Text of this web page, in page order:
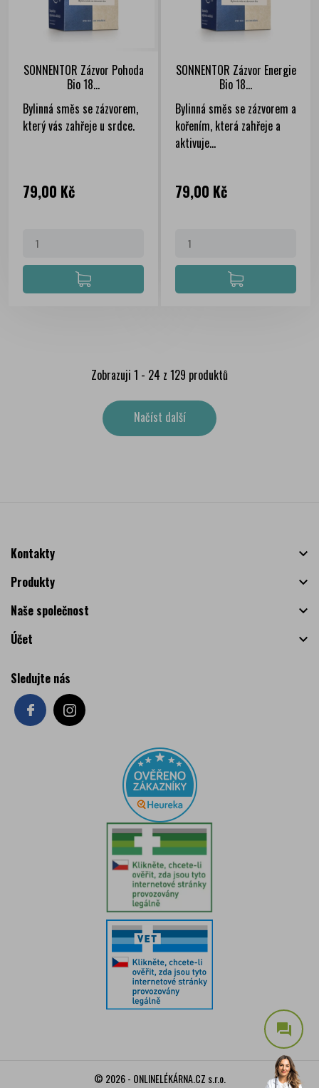
SONNENTOR Zázvor Pohoda
Bio 18...
Bylinná směs se zázvorem,
který vás zahřeje u srdce.
Cena
79,00 Kč
SONNENTOR Zázvor Energie
Bio 18...
Bylinná směs se zázvorem a
kořením, která zahřeje a
aktivuje...
Cena
79,00 Kč
Zobrazuji 1 - 24 z 129 produktů
Načíst další
Kontakty

Produkty

Naše společnost

Účet

Sledujte nás
question_answer
© 2026 - ONLINELÉKÁRNA.CZ s.r.o.